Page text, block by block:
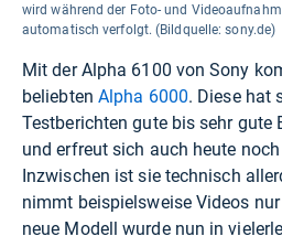
wird während der Foto- und
automatisch verfolgt. (Bildquelle: sony.de)
Mit der Alpha 6100 von Sony
beliebten Alpha 6000. Diese hat
Testberichten gute bis sehr gute
und erfreut sich auch heute
Inzwischen ist sie technisch
nimmt beispielsweise Videos
neue Modell wurde nun in